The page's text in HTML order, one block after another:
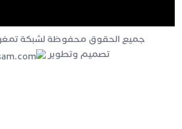
جميع الحقوق محفوظة لشبكة تمغربيت
تصميم وتطوير